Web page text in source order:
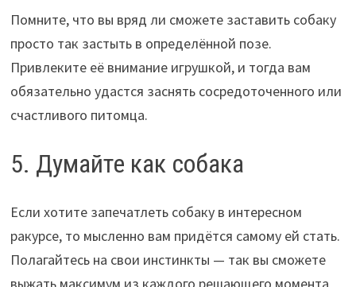
Помните, что вы вряд ли сможете заставить собаку
просто так застыть в определённой позе.
Привлеките её внимание игрушкой, и тогда вам
обязательно удастся заснять сосредоточенного или
счастливого питомца.
5. Думайте как собака
Если хотите запечатлеть собаку в интересном
ракурсе, то мысленно вам придётся самому ей стать.
Полагайтесь на свои инстинкты — так вы сможете
выжать максимум из каждого решающего момента